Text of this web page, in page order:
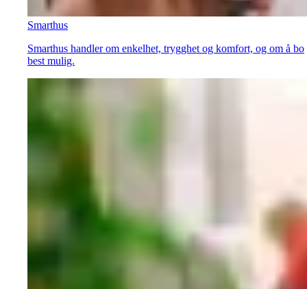
Smarthus
Smarthus handler om enkelhet, trygghet og komfort, og om å bo
best mulig.